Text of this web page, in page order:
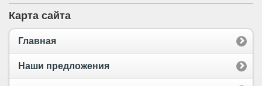
Карта сайта
Главная
Наши предложения